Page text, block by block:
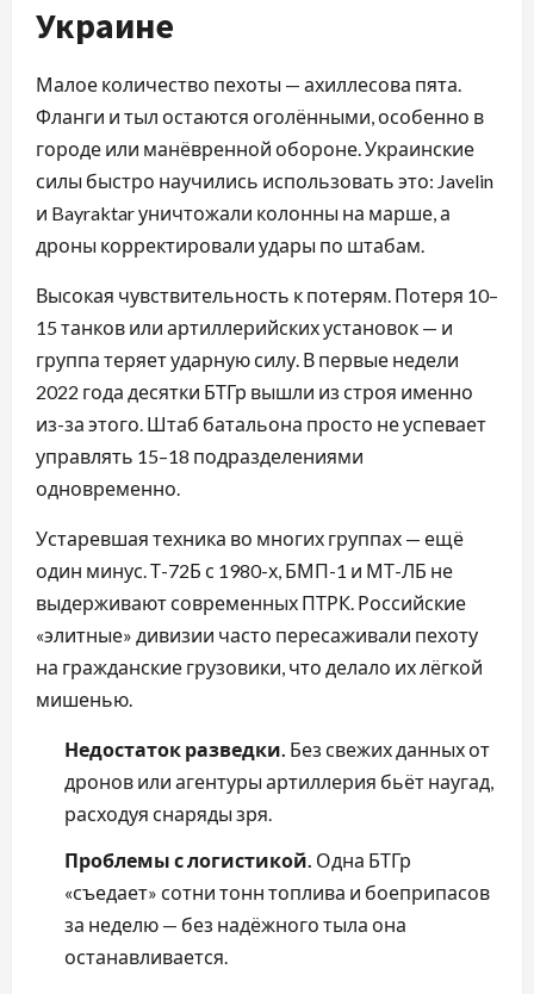
Украине
Малое количество пехоты — ахиллесова пята.
Фланги и тыл остаются оголёнными, особенно в
городе или манёвренной обороне. Украинские
силы быстро научились использовать это: Javelin
и Bayraktar уничтожали колонны на марше, а
дроны корректировали удары по штабам.
Высокая чувствительность к потерям. Потеря 10–
15 танков или артиллерийских установок — и
группа теряет ударную силу. В первые недели
2022 года десятки БТГр вышли из строя именно
из-за этого. Штаб батальона просто не успевает
управлять 15–18 подразделениями
одновременно.
Устаревшая техника во многих группах — ещё
один минус. Т-72Б с 1980-х, БМП-1 и МТ-ЛБ не
выдерживают современных ПТРК. Российские
«элитные» дивизии часто пересаживали пехоту
на гражданские грузовики, что делало их лёгкой
мишенью.
Недостаток разведки. Без свежих данных от
дронов или агентуры артиллерия бьёт наугад,
расходуя снаряды зря.
Проблемы с логистикой. Одна БТГр
«съедает» сотни тонн топлива и боеприпасов
за неделю — без надёжного тыла она
останавливается.